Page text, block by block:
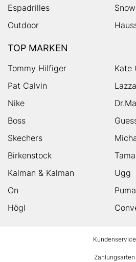
Espadrilles
Outdoor
TOP MARKEN
Tommy Hilfiger
Kate
Pat Calvin
Nike
Boss
Skechers
Birkenstock
Kalman & Kalman
Ugg
On
Puma
Högl
Kundenservice
Zahlungsarten